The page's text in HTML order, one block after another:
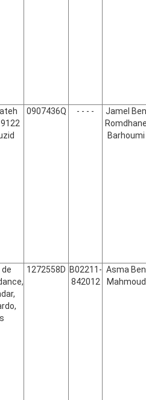
0907436Q - - - -
Jamel Ben
Barhoumi
de
1272558D B02211-
842012
Asma Ben
Mahmoud